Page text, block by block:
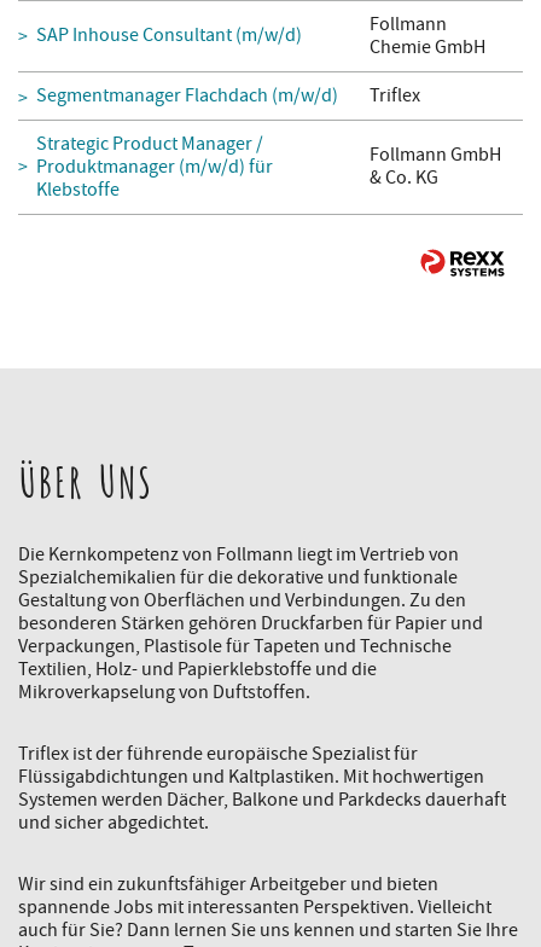
SAP Inhouse Consultant (m/w/d)
Follmann
Chemie GmbH
Segmentmanager Flachdach (m/w/d)
Triflex
Strategic Product Manager /
Produktmanager (m/w/d) für
Klebstoffe
Follmann GmbH
& Co. KG
ÜBER UNS
Die Kernkompetenz von Follmann liegt im Vertrieb von
Spezialchemikalien für die dekorative und funktionale
Gestaltung von Oberflächen und Verbindungen. Zu den
besonderen Stärken gehören Druckfarben für Papier und
Verpackungen, Plastisole für Tapeten und Technische
Textilien, Holz- und Papierklebstoffe und die
Mikroverkapselung von Duftstoffen.
Triflex ist der führende europäische Spezialist für
Flüssigabdichtungen und Kaltplastiken. Mit hochwertigen
Systemen werden Dächer, Balkone und Parkdecks dauerhaft
und sicher abgedichtet.
Wir sind ein zukunftsfähiger Arbeitgeber und bieten
spannende Jobs mit interessanten Perspektiven. Vielleicht
auch für Sie? Dann lernen Sie uns kennen und starten Sie Ihre